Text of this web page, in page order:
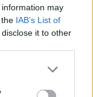
information may
IAB’s List of
it to other
or more Google
You may click to
hjemmeside.